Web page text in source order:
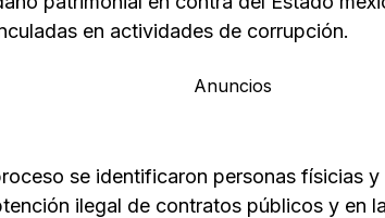
en actividades de corrupción.
Anuncios
se identificaron personas físicias
ilegal de contratos públicos y en